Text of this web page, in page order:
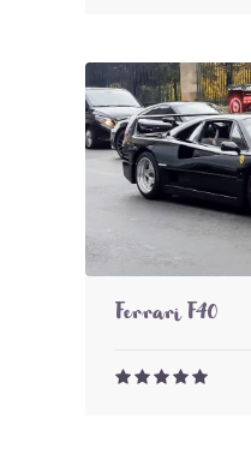
Ferrari F40